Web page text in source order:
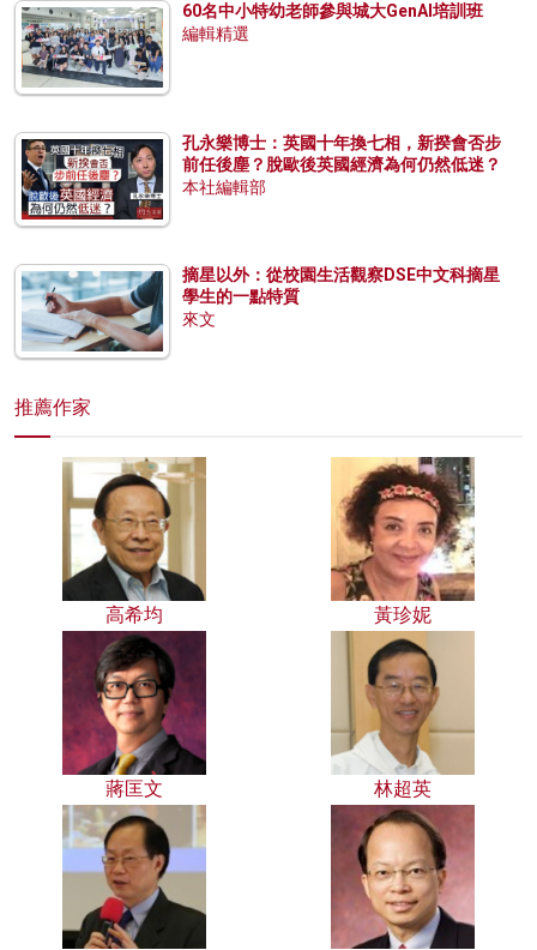
60名中小特幼老師參與城大GenAI培訓班
編輯精選
孔永樂博士：英國十年換七相，新揆會否步
前任後塵？脫歐後英國經濟為何仍然低迷？
本社編輯部
摘星以外：從校園生活觀察DSE中文科摘星
學生的一點特質
來文
推薦作家
高希均 黃珍妮
蔣匡文 林超英